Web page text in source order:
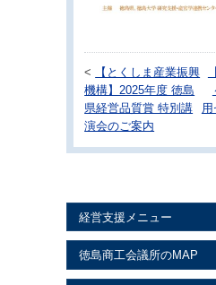
<
【とくしま産業振興
機構】2025年度 徳島
県経営品質賞 特別講
演会のご案内
用
経営支援メニュー
徳島商工会議所のMAP